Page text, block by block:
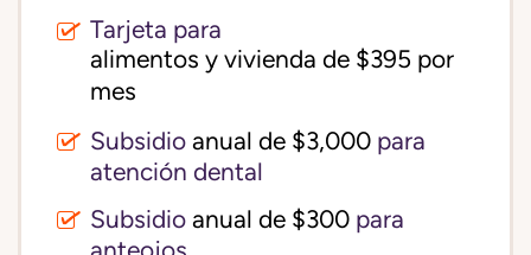
Tarjeta para
alimentos y vivienda de $395 por
mes
Subsidio anual de $3,000 para
atención dental
Subsidio anual de $300 para